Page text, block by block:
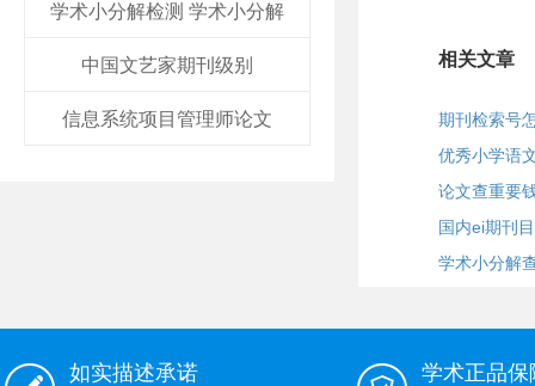
学术小分解检测 学术小分解
中国文艺家期刊级别
信息系统项目管理师论文
相关文章
期刊检索号
优秀小学语
论文查重要
国内ei期刊
学术小分解
如实描述承诺 学术正品保